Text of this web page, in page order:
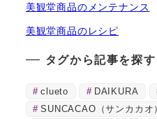
美観堂商品のメンテナンス
美観堂商品のレシピ
タグから記事を探す
clueto DAIKURA
SUNCACAO（サンカカオ